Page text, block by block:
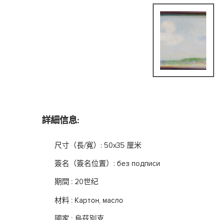
詳細信息:
尺寸（長/寬）: 50x35 厘米
簽名（簽名位置）: без подписи
期間 : 20世纪
材料 : Картон, масло